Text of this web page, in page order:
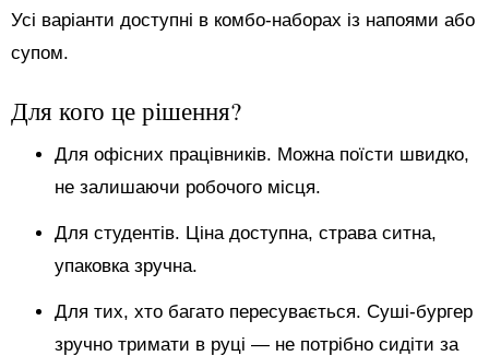
Усі варіанти доступні в комбо-наборах із напоями або
супом.
Для кого це рішення?
Для офісних працівників. Можна поїсти швидко,
не залишаючи робочого місця.
Для студентів. Ціна доступна, страва ситна,
упаковка зручна.
Для тих, хто багато пересувається. Суші-бургер
зручно тримати в руці — не потрібно сидіти за